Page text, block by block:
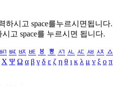
하시고 space를누르시면됩니다.
고 space를 누르시면 됩니다.
ㅴ ㅵ ㅶ ㅷ ㅸ ㅹ ㅺ ㅻ ㅼ ㅽ ㅾ ㅿ
Χ Ψ Ω α β γ δ ε ζ η θ ι κ λ μ ν ξ ο π